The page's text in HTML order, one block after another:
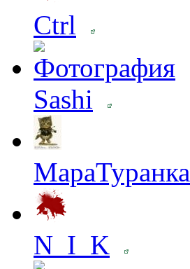
Ctrl
Sashi
МараТуранка
N_I_K